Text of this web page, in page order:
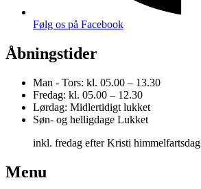
Følg os på Facebook
Åbningstider
Man - Tors: kl. 05.00 – 13.30
Fredag: kl. 05.00 – 12.30
Lørdag: Midlertidigt lukket
Søn- og helligdage Lukket
inkl. fredag efter Kristi himmelfartsdag
Menu